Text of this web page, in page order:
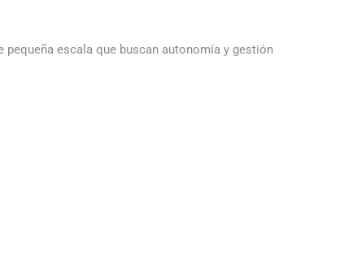
escala que buscan autonomía y gestión